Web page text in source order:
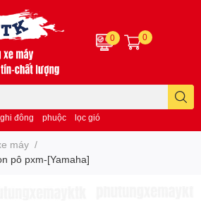
ghi đông phuộc lọc gió
0 0
máy /
pô pxm-[Yamaha]